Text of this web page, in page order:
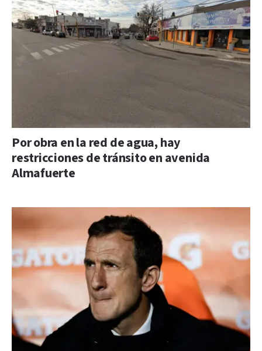
Por obra en la red de agua, hay
restricciones de tránsito en avenida
Almafuerte